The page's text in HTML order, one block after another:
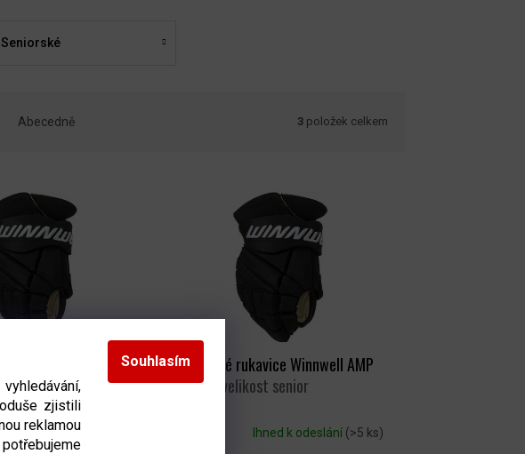
zjistili
reklamou
Souhlasím
Seniorské
Abecedně 3 položek celkem
Winnwell AMP
senior
Ihned k odeslání
Hokejové rukavice Winnwell AMP
Pro SR
velikost senior
Ihned k odeslání (>5 ks)